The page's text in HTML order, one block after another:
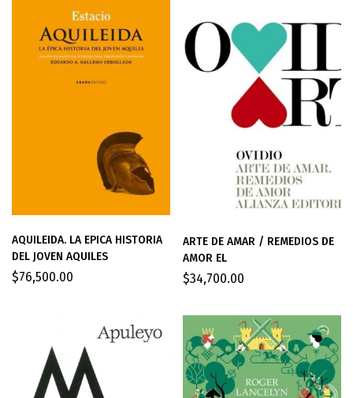
AQUILEIDA. LA EPICA HISTORIA
DEL JOVEN AQUILES
$76,500.00
ARTE DE AMAR / REMEDIOS DE
AMOR EL
$34,700.00